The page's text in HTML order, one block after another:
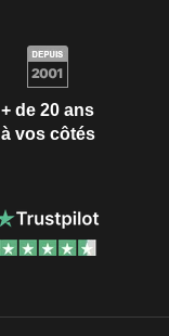
+ de 20 ans
à vos côtés